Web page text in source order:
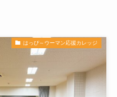
はっぴ～ウーマン応援カレッジ